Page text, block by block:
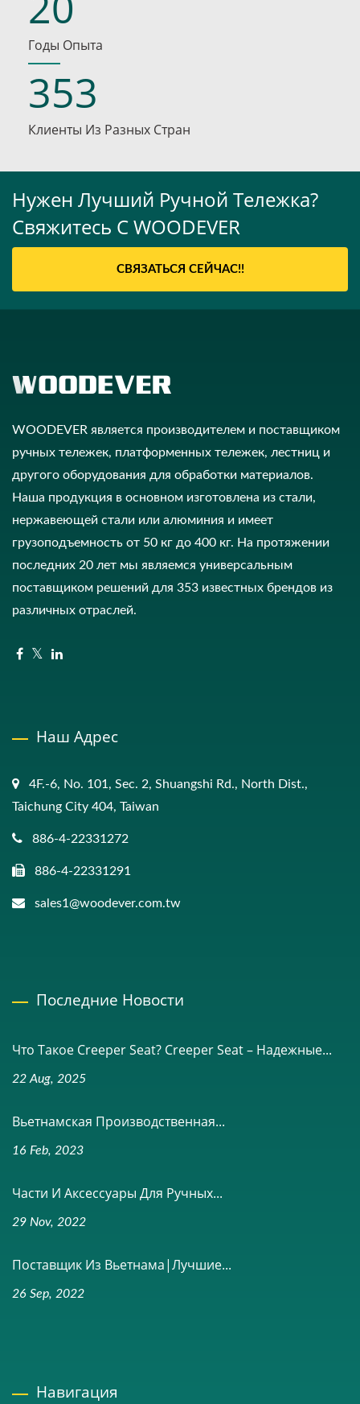
Годы Опыта
353
Клиенты Из Разных Стран
Нужен Лучший Ручной Тележка?
Свяжитесь С WOODEVER
СВЯЗАТЬСЯ СЕЙЧАС!!
WOODEVER является производителем и поставщиком
ручных тележек, платформенных тележек, лестниц и
другого оборудования для обработки материалов.
Наша продукция в основном изготовлена из стали,
нержавеющей стали или алюминия и имеет
грузоподъемность от 50 кг до 400 кг. На протяжении
последних 20 лет мы являемся универсальным
поставщиком решений для 353 известных брендов из
различных отраслей.
Наш Адрес
4F.-6, No. 101, Sec. 2, Shuangshi Rd., North Dist.,
Taichung City 404, Taiwan
886-4-22331272
886-4-22331291
sales1@woodever.com.tw
Последние Новости
Что Такое Creeper Seat? Creeper Seat – Надежные...
22 Aug, 2025
Вьетнамская Производственная...
16 Feb, 2023
Части И Аксессуары Для Ручных...
29 Nov, 2022
Поставщик Из Вьетнама|Лучшие...
26 Sep, 2022
Навигация